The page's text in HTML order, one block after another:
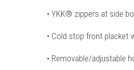
• YKK® zippers at side
• Cold stop front placket
• Removable/adjustable